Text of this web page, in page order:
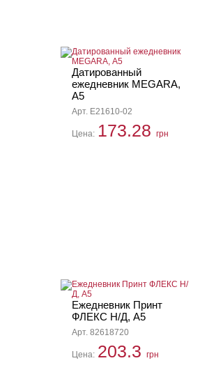
Датированный
ежедневник MEGARA,
А5
Арт. E21610-02
Цена: 173.28 грн
Ежедневник Принт
ФЛЕКС Н/Д, А5
Арт. 82618720
Цена: 203.3 грн